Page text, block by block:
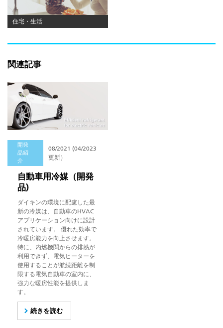
住宅・生活
関連記事
開発
品紹
介
08/2021 (04/2023
更新）
自動車用冷媒（開発
品)
ダイキンの環境に配慮した最
新の冷媒は、自動車のHVAC
アプリケーション向けに設計
されています。 優れた効率で
冷暖房能力を向上させます。
特に、内燃機関からの排熱が
利用できず、電気ヒーターを
使用することが航続距離を制
限する電気自動車の室内に、
強力な暖房性能を提供しま
す。
続きを読む